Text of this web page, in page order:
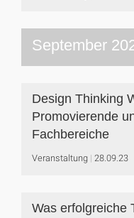
September
Design Thinking
Promovierende
Fachbereiche
Veranstaltung 28.09.23
Was erfolgreiche